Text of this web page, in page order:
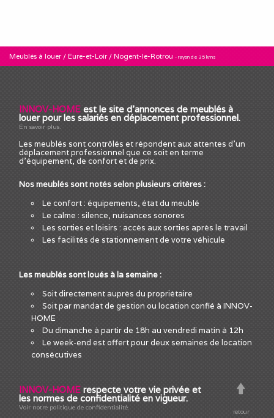
Meublés à louer/ Eure-et-Loir/ Nogent-le-Rotrou - rayon de 35 kms
INNOV-HOME est le site d'annonces de meublés à
louer pour les salariés en déplacement professionnel.
En savoir plus.
Les meublés sont contrôlés et répondent aux attentes d'un
déplacement professionnel que ce soit en terme
d'équipement, de confort et de prix.
Nos meublés sont notés selon plusieurs critères :
Le confort : équipements, état du meublé
Le calme : silence, nuisances sonores
Les sorties et loisirs : accès aux sorties après le travail
Les facilités de stationnement de votre véhicule
Les meublés sont loués à la semaine :
Soit directement auprès du propriétaire
Soit par mandat de gestion ou location confié à INNOV-
HOME
Du dimanche à partir de 18h au vendredi matin à 12h
Le week-end est offert pour deux semaines de location
consécutives
INNOV-HOME respecte votre vie privée et
les normes de confidentialité en vigueur.
Voir notre politique de confidentialité.
retour